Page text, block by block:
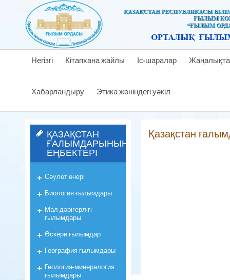
Негізгі Кітапхана жайлы Іс-шаралар
Хабарландыру Этика жөніндегі уәкіл
Қазақстан
ҚАЗАҚСТАН
ҒАЛЫМДАРЫНЫҢ
ЕҢБЕКТЕРІ
Сәулет өнері
Биология ғылымдары
Мал дәрігерлігі
ғылымдары
Әскери ғылымдар
География ғылымдары
Геология-минералогия
ғылымдары